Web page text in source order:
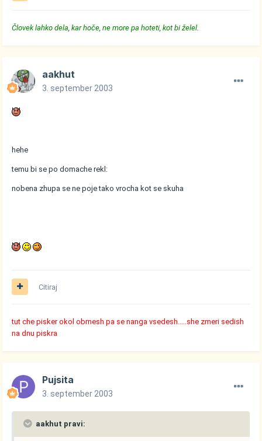
Človek lahko dela, kar hoče, ne more pa hoteti, kot bi želel.
aakhut
3. september 2003
hehe
temu bi se po domache rekl:
nobena zhupa se ne poje tako vrocha kot se skuha
Citiraj
tut che pisker okol obrnesh pa se nanga vsedesh.....she zmeri sedish
na dnu piskra
Pujsita
3. september 2003
aakhut pravi: